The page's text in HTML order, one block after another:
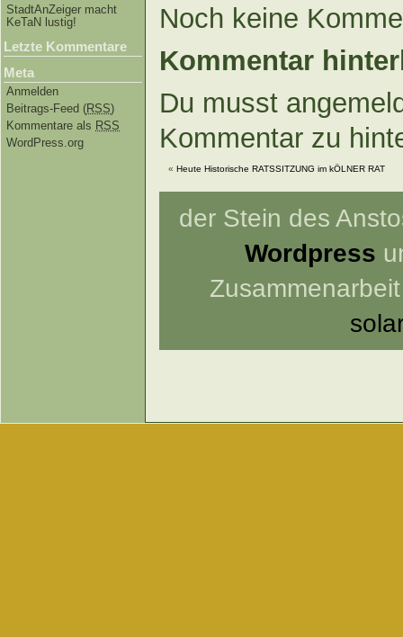
StadtAnZeiger macht
KeTaN lustig!
Letzte Kommentare
Meta
Anmelden
Beitrags-Feed (RSS)
Kommentare als RSS
WordPress.org
Noch keine
Kommentar
Du musst
Kommentar zu
« Heute Historische RATSSITZUNG im kÖLNER RAT
der Stein des
Wordpress